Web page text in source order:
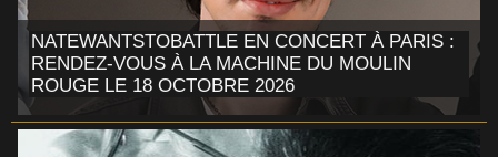
NATEWANTSTOBATTLE EN CONCERT À PARIS :
RENDEZ-VOUS À LA MACHINE DU MOULIN
ROUGE LE 18 OCTOBRE 2026